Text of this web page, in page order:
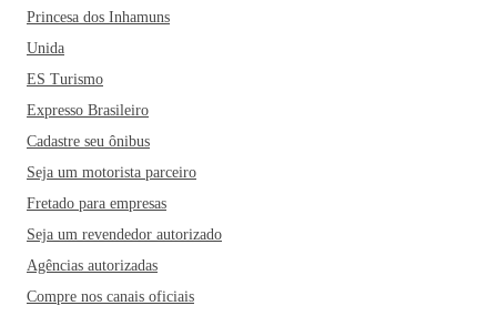
Princesa dos Inhamuns
Unida
ES Turismo
Expresso Brasileiro
Cadastre seu ônibus
Seja um motorista parceiro
Fretado para empresas
Seja um revendedor autorizado
Agências autorizadas
Compre nos canais oficiais